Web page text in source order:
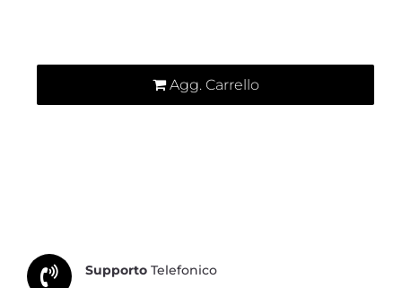
Agg. Carrello
Supporto Telefonico